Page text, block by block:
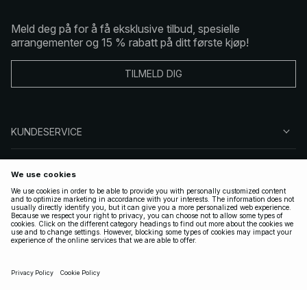
Meld deg på for å få eksklusive tilbud, spesielle
arrangementer og 15 % rabatt på ditt første kjøp!
TILMELD DIG
KUNDESERVICE
FØLG OSS
LOVLIG